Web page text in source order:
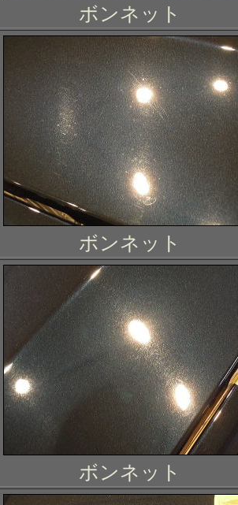
ボンネット
ボンネット
ボンネット